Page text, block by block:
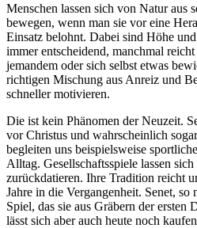
Menschen lassen sich von Natur aus
bewegen, wenn man sie vor eine
Einsatz belohnt. Dabei sind Höhe
immer entscheidend, manchmal
jemandem oder sich selbst etwas
richtigen Mischung aus Anreiz und
schneller motivieren.
Die ist kein Phänomen der Neuzeit.
vor Christus und wahrscheinlich
begleiten uns beispielsweise
Alltag. Gesellschaftsspiele lassen
zurückdatieren. Ihre Tradition reicht
Jahre in die Vergangenheit. Senet,
Spiel, das sie aus Gräbern der ersten
lässt sich aber auch heute noch